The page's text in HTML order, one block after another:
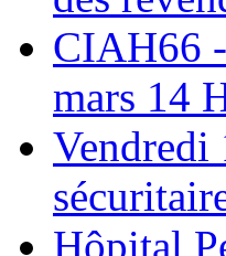
CIAH66
mars 14
Vendredi
Hôpital